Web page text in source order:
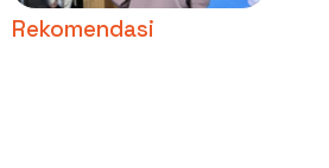
Rekomendasi